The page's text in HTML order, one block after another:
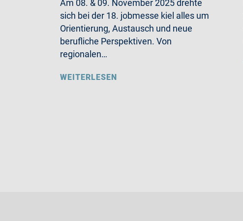
Am 08. & 09. November 2025 drehte
sich bei der 18. jobmesse kiel alles um
Orientierung, Austausch und neue
berufliche Perspektiven. Von
regionalen…
WEITERLESEN